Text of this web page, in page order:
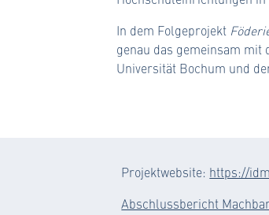
In dem Folgeprojekt
genau das gemeinsam
Universität Bochum und
Projektwebsite: https://
Abschlussbericht